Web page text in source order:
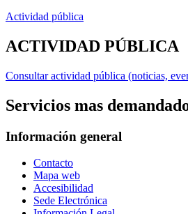
Actividad pública
ACTIVIDAD PÚBLICA
Consultar actividad pública (noticias,
Servicios mas
Información general
Contacto
Mapa web
Accesibilidad
Sede Electrónica